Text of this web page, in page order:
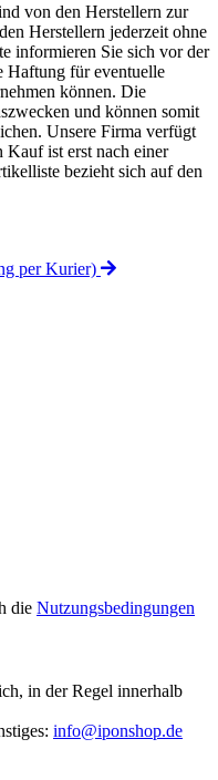
von den Herstellern zur
Herstellern jederzeit ohne
informieren Sie sich vor der
Haftung für eventuelle
können. Die
und können somit
Unsere Firma verfügt
Kauf ist erst nach einer
bezieht sich auf den
per Kurier)
die Nutzungsbedingungen
in der Regel innerhalb
info@iponshop.de